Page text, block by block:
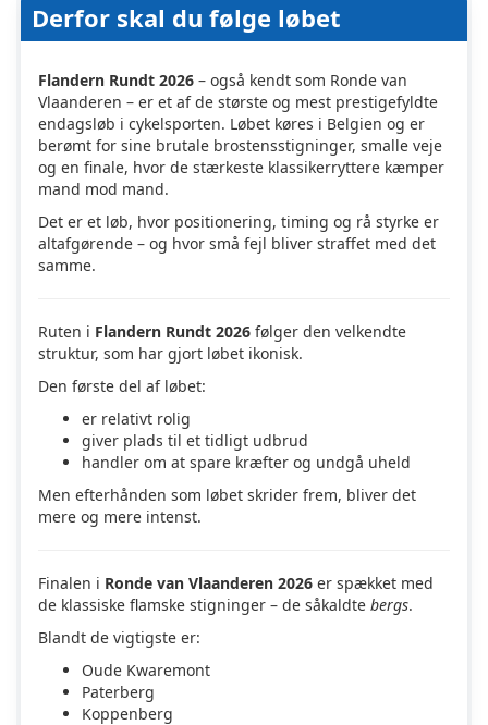
Om Flandern Rundt
Flandern Rundt 2026 – også kendt som Ronde van
Vlaanderen – er et af de største og mest prestigefyldte
endagsløb i cykelsporten. Løbet køres i Belgien og er
berømt for sine brutale brostensstigninger, smalle veje
og en finale, hvor de stærkeste klassikerryttere kæmper
mand mod mand.
Det er et løb, hvor positionering, timing og rå styrke er
altafgørende – og hvor små fejl bliver straffet med det
samme.
Ruten i Flandern Rundt 2026
Ruten i Flandern Rundt 2026 følger den velkendte
struktur, som har gjort løbet ikonisk.
Den første del af løbet:
er relativt rolig
giver plads til et tidligt udbrud
handler om at spare kræfter og undgå uheld
Men efterhånden som løbet skrider frem, bliver det
mere og mere intenst.
Bergs og brosten – løbets DNA
Finalen i Ronde van Vlaanderen 2026 er spækket med
de klassiske flamske stigninger – de såkaldte bergs.
Blandt de vigtigste er:
Oude Kwaremont
Paterberg
Koppenberg
En brutal finale
Hvem vinder Flandern Rundt 2026?
Favoritter til sejren
Danskere i Flandern Rundt 2026 ??
Hvad bliver afgørende?
Derfor skal du følge løbet